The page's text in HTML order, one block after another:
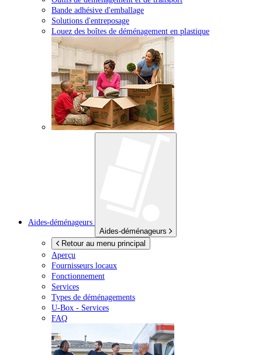
Bande adhésive d'emballage
Solutions d'entreposage
Louez des boîtes de déménagement en plastique
Aides-déménageurs
Aides-déménageurs
Retour au menu principal
Aperçu
Fournisseurs locaux
Fonctionnement
Services
Types de déménagements
U-Box - Services
FAQ